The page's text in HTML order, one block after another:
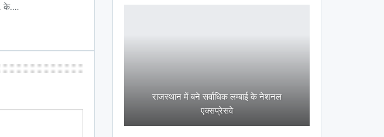
के.…
राजस्थान में बने सर्वाधिक लम्बाई के नेशनल
एक्सप्रेसवे